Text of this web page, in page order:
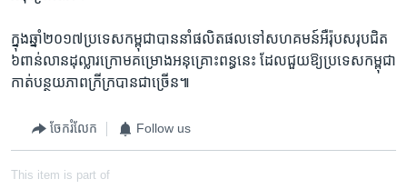
ក្នុង​ឆ្នាំ​២០១៧​ប្រទេស​កម្ពុជា​បាន​នាំ​ផលិតផល​ទៅ​សហគមន៍​អឺរ៉ុប​សរុប​ជិត​
៦ពាន់លាន​ដុល្លារ​ក្រោម​គម្រោង​អនុគ្រោះ​ពន្ធ​នេះ​ ដែល​ជួយ​ឱ្យ​ប្រទេស​កម្ពុជា​
កាត់​បន្ថយ​ភាព​ក្រីក្រ​បាន​ជាច្រើន៕
ចែករំលែក Follow us
This item is part of